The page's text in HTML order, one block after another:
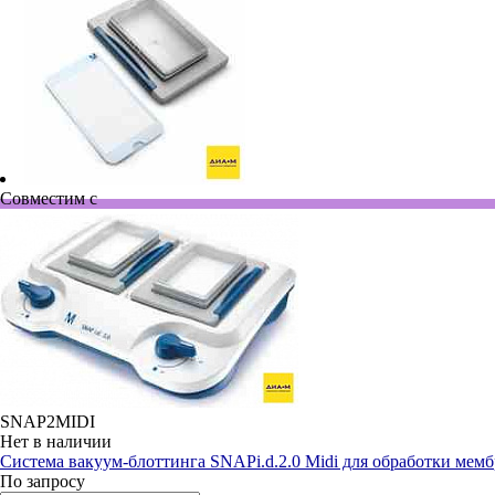
Совместим с
SNAP2MIDI
Нет в наличии
Система вакуум-блоттинга SNAPi.d.2.0 Midi для обработки
По запросу